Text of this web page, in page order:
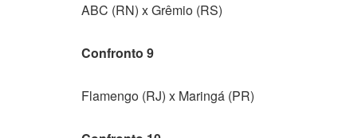
ABC (RN) x Grêmio (RS)
Confronto 9
Flamengo (RJ) x Maringá (PR)